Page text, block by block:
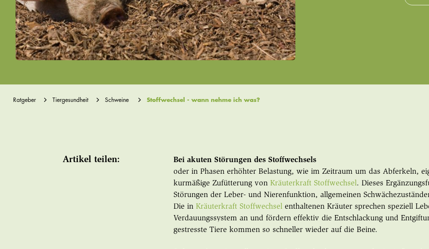
Ratgeber Tiergesundheit Schweine Stoffwechsel - wann nehme ich was?
Artikel teilen:
Bei akuten Störungen des Stoffwechsels
oder in Phasen erhöhter Belastung, wie im Zeitraum um das Abferkeln,
kurmäßige Zufütterung vonKräuterkraft Stoffwechsel. Dieses
Störungen der Leber- und Nierenfunktion, allgemeinen
Die inKräuterkraft Stoffwechsel enthaltenen Kräuter sprechen speziell
Verdauungssystem an und fördern effektiv die Entschlackung und
gestresste Tiere kommen so schneller wieder auf die Beine.